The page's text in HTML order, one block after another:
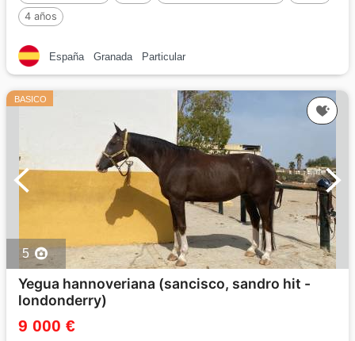
4 años
España Granada Particular
BASICO
5
Yegua hannoveriana (sancisco, sandro hit -
londonderry)
9 000 €